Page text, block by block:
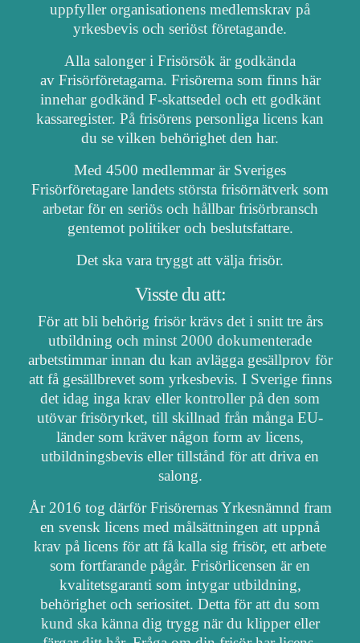
uppfyller organisationens medlemskrav på
yrkesbevis och seriöst företagande.
Alla salonger i Frisörsök är godkända
av Frisörföretagarna. Frisörerna som finns här
innehar godkänd F-skattsedel och ett godkänt
kassaregister. På frisörens personliga licens kan
du se vilken behörighet den har.
Med 4500 medlemmar är Sveriges
Frisörföretagare landets största frisörnätverk som
arbetar för en seriös och hållbar frisörbransch
gentemot politiker och beslutsfattare.
Det ska vara tryggt att välja frisör.
Visste du att:
För att bli behörig frisör krävs det i snitt tre års
utbildning och minst 2000 dokumenterade
arbetstimmar innan du kan avlägga gesällprov för
att få gesällbrevet som yrkesbevis. I Sverige finns
det idag inga krav eller kontroller på den som
utövar frisöryrket, till skillnad från många EU-
länder som kräver någon form av licens,
utbildningsbevis eller tillstånd för att driva en
salong.
År 2016 tog därför Frisörernas Yrkesnämnd fram
en svensk licens med målsättningen att uppnå
krav på licens för att få kalla sig frisör, ett arbete
som fortfarande pågår. Frisörlicensen är en
kvalitetsgaranti som intygar utbildning,
behörighet och seriositet. Detta för att du som
kund ska känna dig trygg när du klipper eller